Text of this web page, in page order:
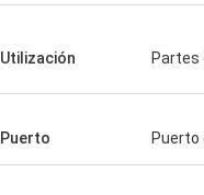
Utilización
Puerto Puerto